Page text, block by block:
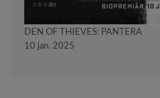
DEN OF THIEVES: PANTERA
10 jan. 2025